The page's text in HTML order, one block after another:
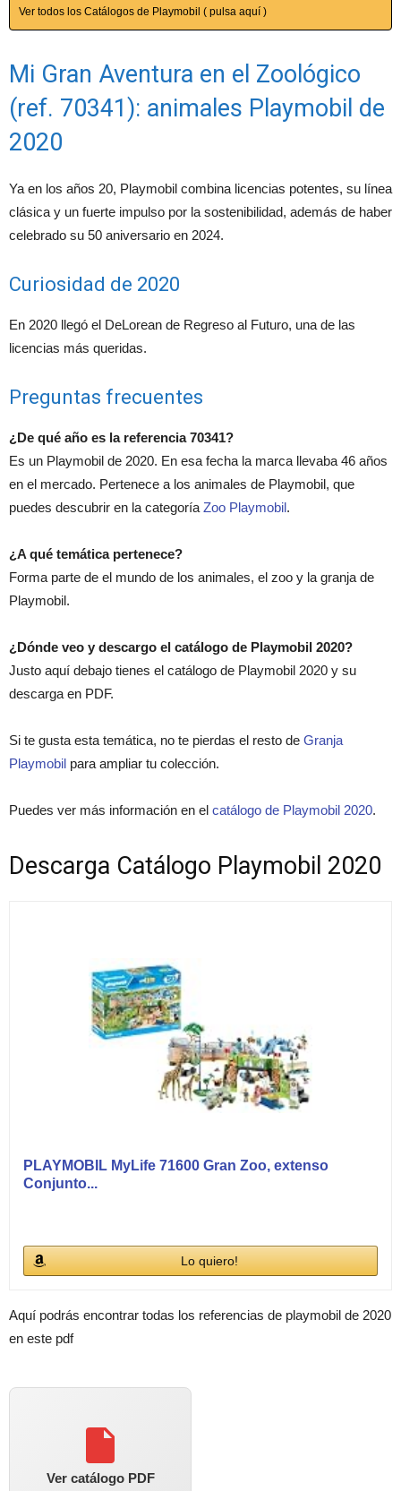
Ver todos los Catálogos de Playmobil ( pulsa aquí )
Mi Gran Aventura en el Zoológico
(ref. 70341): animales Playmobil de
2020
Ya en los años 20, Playmobil combina licencias potentes, su línea
clásica y un fuerte impulso por la sostenibilidad, además de haber
celebrado su 50 aniversario en 2024.
Curiosidad de 2020
En 2020 llegó el DeLorean de Regreso al Futuro, una de las
licencias más queridas.
Preguntas frecuentes
¿De qué año es la referencia 70341?
Es un Playmobil de 2020. En esa fecha la marca llevaba 46 años
en el mercado. Pertenece a los animales de Playmobil, que
puedes descubrir en la categoría Zoo Playmobil.
¿A qué temática pertenece?
Forma parte de el mundo de los animales, el zoo y la granja de
Playmobil.
¿Dónde veo y descargo el catálogo de Playmobil 2020?
Justo aquí debajo tienes el catálogo de Playmobil 2020 y su
descarga en PDF.
Si te gusta esta temática, no te pierdas el resto de Granja
Playmobil para ampliar tu colección.
Puedes ver más información en el catálogo de Playmobil 2020.
Descarga Catálogo Playmobil 2020
PLAYMOBIL MyLife 71600 Gran Zoo, extenso
Conjunto...
Lo quiero!
Aquí podrás encontrar todas los referencias de playmobil de 2020
en este pdf
Ver catálogo PDF